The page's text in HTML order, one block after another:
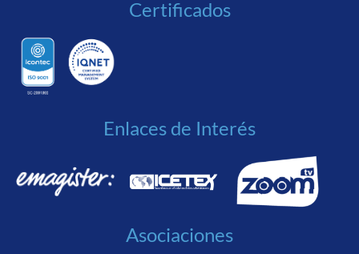
Certificados
Enlaces de Interés
Asociaciones